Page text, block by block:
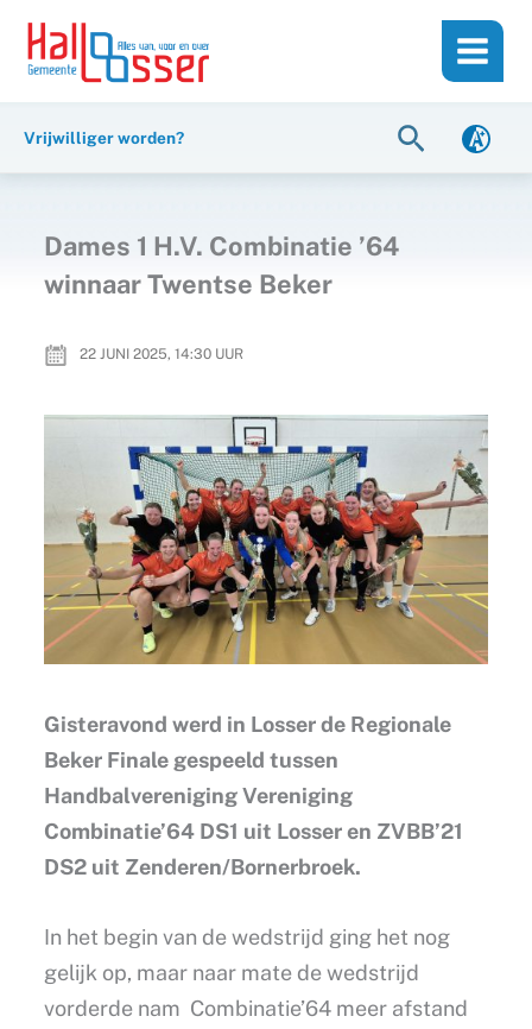
inhoud
naar
Vrijwilliger worden? Zoeken
Dames 1 H.V. Combinatie ’64
winnaar Twentse Beker
22 JUNI 2025, 14:30UUR
Gisteravond werd in Losser de Regionale
Beker Finale gespeeld tussen
Handbalvereniging Vereniging
Combinatie’64 DS1 uit Losser en ZVBB’21
DS2 uit Zenderen/Bornerbroek.
In het begin van de wedstrijd ging het nog
gelijk op, maar naar mate de wedstrijd
vorderde nam Combinatie’64 meer afstand